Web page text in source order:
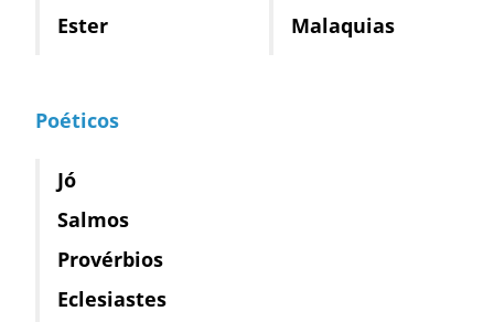
Ester
Poéticos
Jó
Salmos
Provérbios
Eclesiastes
Malaquias